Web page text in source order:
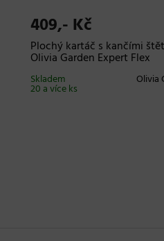
409,- Kč
Plochý kartáč s kančími
Olivia Garden Expert Flex
Olivia
Skladem
20 a více ks